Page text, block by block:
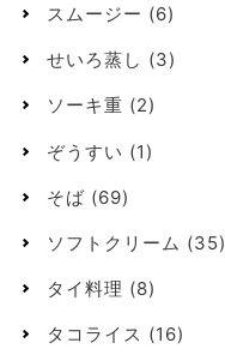
スムージー (6)
せいろ蒸し (3)
ソーキ重 (2)
ぞうすい (1)
そば (69)
ソフトクリーム (35)
タイ料理 (8)
タコライス (16)